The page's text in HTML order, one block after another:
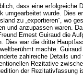
dass eine erfolgreiche
umgearbeitet wurde. Dies
zu „exportieren“, wo
und anzupassen waren.
Ernest Guiraud die
Dies war die dritte
machte.
zahlreiche Details und
Rezitative
der Rezitativfassung